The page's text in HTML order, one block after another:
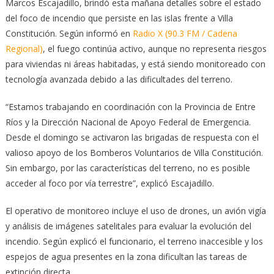
Marcos Escajadillo, brindó esta mañana detalles sobre el estado
del foco de incendio que persiste en las islas frente a Villa
Constitución. Según informó en Radio X (90.3 FM / Cadena
Regional), el fuego continúa activo, aunque no representa riesgos
para viviendas ni áreas habitadas, y está siendo monitoreado con
tecnología avanzada debido a las dificultades del terreno.
“Estamos trabajando en coordinación con la Provincia de Entre
Ríos y la Dirección Nacional de Apoyo Federal de Emergencia.
Desde el domingo se activaron las brigadas de respuesta con el
valioso apoyo de los Bomberos Voluntarios de Villa Constitución.
Sin embargo, por las características del terreno, no es posible
acceder al foco por vía terrestre”, explicó Escajadillo.
El operativo de monitoreo incluye el uso de drones, un avión vigía
y análisis de imágenes satelitales para evaluar la evolución del
incendio. Según explicó el funcionario, el terreno inaccesible y los
espejos de agua presentes en la zona dificultan las tareas de